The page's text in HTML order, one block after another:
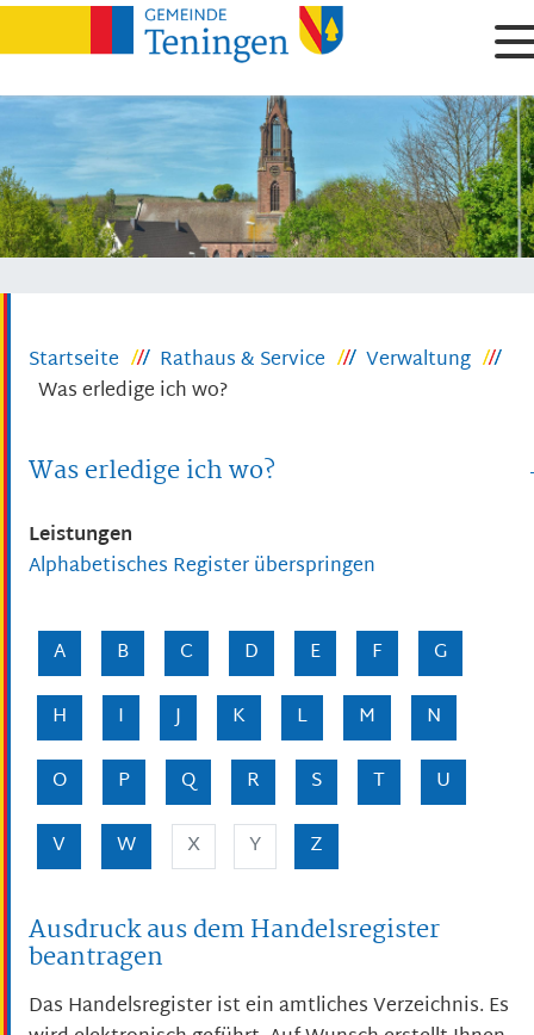
Startseite Rathaus & Service
Verwaltung
Was erledige ich wo?
Was erledige ich wo?
Leistungen
Alphabetisches Register überspringen
A B C D E F
G
H
I J K L M
N
O
P Q R S T
U
V
W X Y Z
Ausdruck aus dem Handelsregister
beantragen
Das Handelsregister ist ein amtliches Verzeichnis. Es